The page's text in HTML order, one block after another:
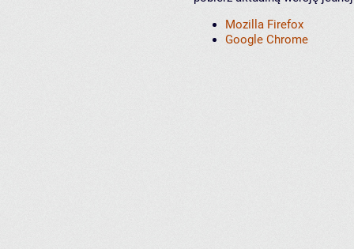
Mozilla Firefox
Google Chrome